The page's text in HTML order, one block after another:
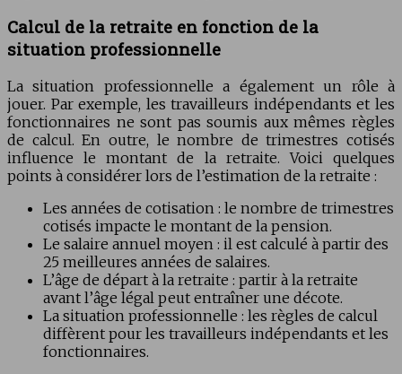
Calcul de la retraite en fonction de la
situation professionnelle
La situation professionnelle a également un rôle à
jouer. Par exemple, les travailleurs indépendants et les
fonctionnaires ne sont pas soumis aux mêmes règles
de calcul. En outre, le nombre de trimestres cotisés
influence le montant de la retraite. Voici quelques
points à considérer lors de l’estimation de la retraite :
Les années de cotisation : le nombre de trimestres
cotisés impacte le montant de la pension.
Le salaire annuel moyen : il est calculé à partir des
25 meilleures années de salaires.
L’âge de départ à la retraite : partir à la retraite
avant l’âge légal peut entraîner une décote.
La situation professionnelle : les règles de calcul
diffèrent pour les travailleurs indépendants et les
fonctionnaires.